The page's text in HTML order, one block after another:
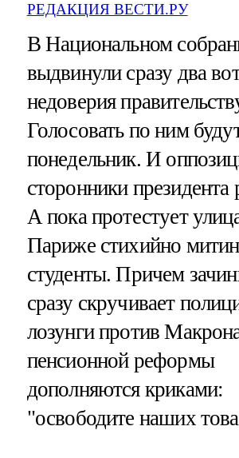
РЕДАКЦИЯ ВЕСТИ.РУ
В Национальном
выдвинули сразу два
недоверия
Голосовать по ним
понедельник. И
сторонники президента
А пока протестует
Париже стихийно
студенты. Причем
сразу скручивает
лозунги против
пенсионной реформы
дополняются криками:
"освободите наших